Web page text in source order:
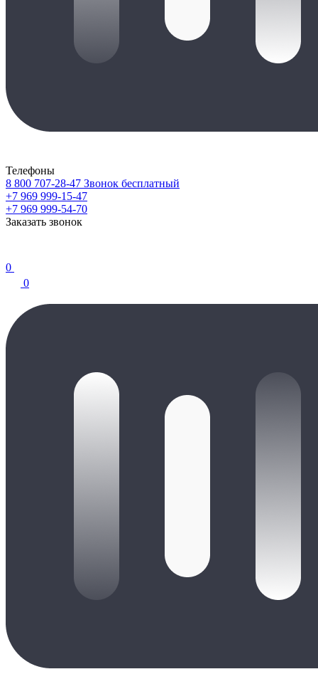
Телефоны
8 800 707-28-47 Звонок бесплатный
+7 969 999-15-47
+7 969 999-54-70
Заказать звонок
0
0